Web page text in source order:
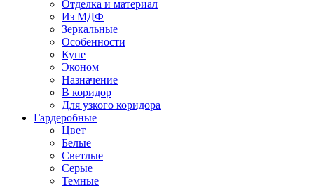
Отделка и материал
Из МДФ
Зеркальные
Особенности
Купе
Эконом
Назначение
В коридор
Для узкого коридора
Гардеробные
Цвет
Белые
Светлые
Серые
Темные